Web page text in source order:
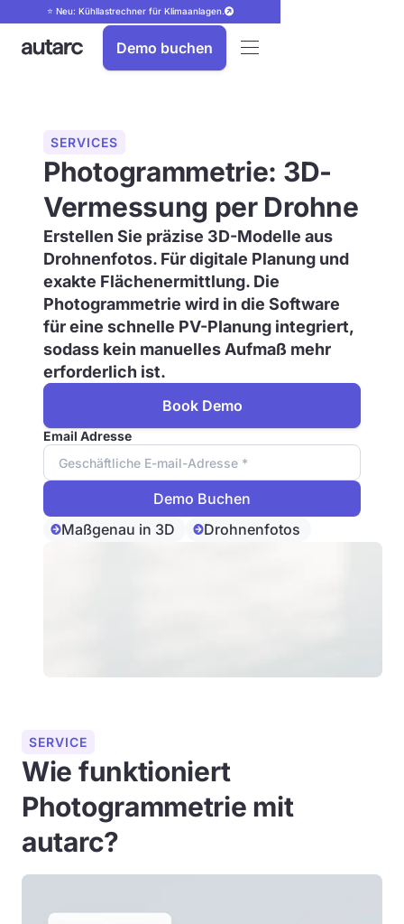
⭐ Neu: Kühllastrechner für Klimaanlagen.
Demo buchen
SERVICES
Photogrammetrie: 3D-
Vermessung per Drohne
Erstellen Sie präzise 3D-Modelle aus
Drohnenfotos. Für digitale Planung und
exakte Flächenermittlung. Die
Photogrammetrie wird in die Software
für eine schnelle PV-Planung integriert,
sodass kein manuelles Aufmaß mehr
erforderlich ist.
Book Demo
Email Adresse
Maßgenau in 3D Drohnenfotos
SERVICE
Wie funktioniert
Photogrammetrie mit
autarc?